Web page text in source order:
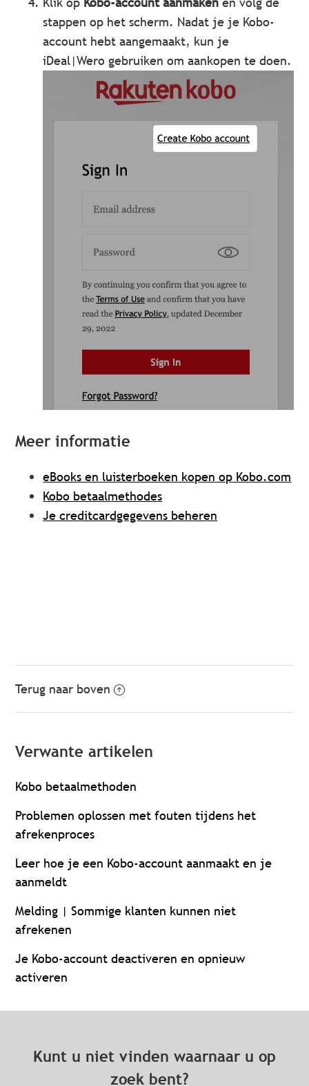
stappen op het scherm. Nadat je je Kobo-
account hebt aangemaakt, kun je
iDeal|Wero gebruiken om aankopen te doen.
Meer informatie
eBooks en luisterboeken kopen op Kobo.com
Kobo betaalmethodes
Je creditcardgegevens beheren
Terug naar boven
Verwante artikelen
Kobo betaalmethoden
Problemen oplossen met fouten tijdens het
afrekenproces
Leer hoe je een Kobo-account aanmaakt en je
aanmeldt
Melding | Sommige klanten kunnen niet
afrekenen
Je Kobo-account deactiveren en opnieuw
activeren
Kunt u niet vinden waarnaar u op
zoek bent?